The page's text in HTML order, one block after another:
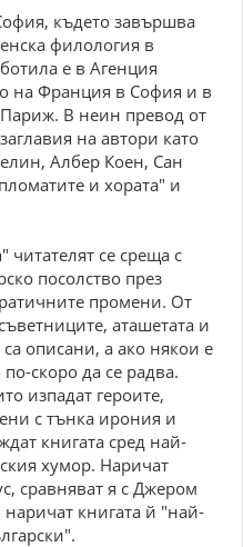
където завършва
филология в
е в Агенция
на Франция в София и в
В неин превод от
на автори като
Албер Коен, Сан
и хората" и
читателят се среща с
посолство през
промени. От
аташетата и
описани, а ако някои е
скоро да се радва.
изпадат героите,
с тънка ирония и
книгата сред най-
хумор. Наричат
сравняват я с Джером
книгата й "най-